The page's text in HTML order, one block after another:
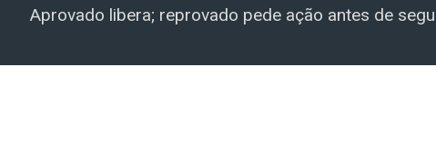
Aprovado libera; reprovado pede ação antes de